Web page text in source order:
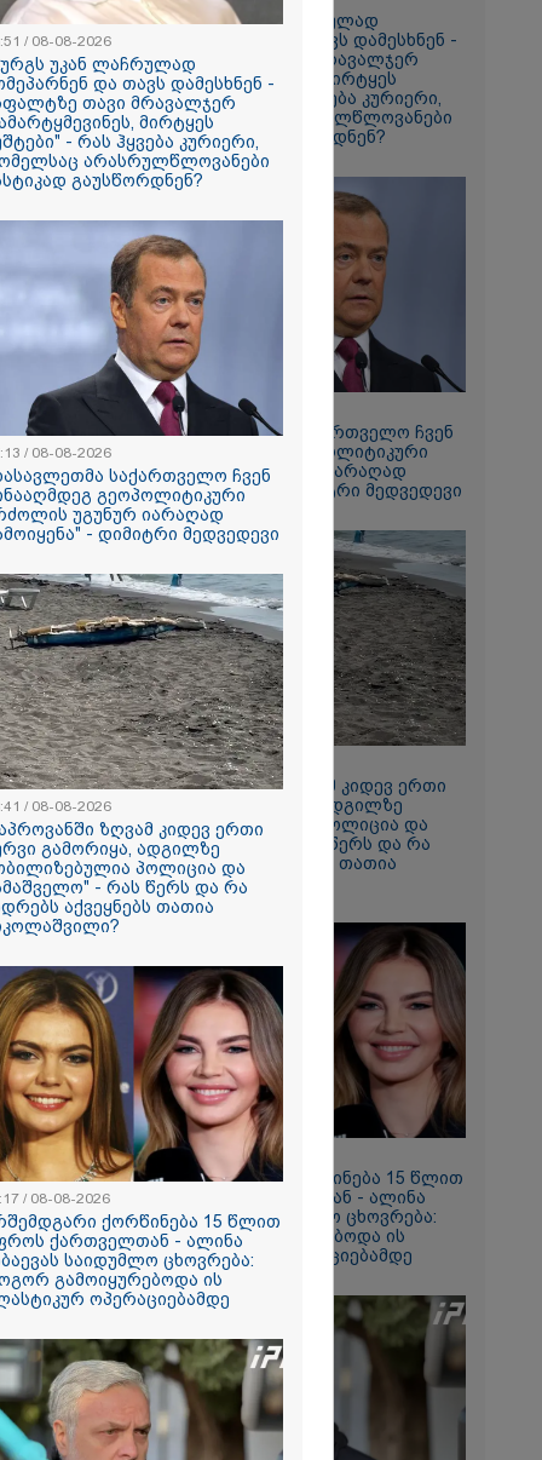
მატყუარა
და როგორ
უჩვეულო
ვარ..
გაიცანით
ბიჭი
აქამდე
- რა
რომ ვთქვა,
თუ
იმნაძე
ნია
გამოსული
ეს... მას
სასჯელი
ეკა კუპატაძე
ვიღებთ
- რას წერს
1764.80
- 57
"ზურგს უკან ლაჩრულად
მომეპარნენ და თავს დამესხნენ -
ასფალტზე თავი მრავალჯერ
დამარტყმევინეს, მირტყეს
მუშტები" - რას ჰყვება კურიერი,
რომელსაც არასრულწლოვანები
სასტიკად გაუსწორდნენ?
17:13 / 08-08-2026
"დასავლეთმა საქართველო ჩვენ
წინააღმდეგ გეოპოლიტიკური
ბრძოლის უგუნურ იარაღად
გამოიყენა" - დიმიტრი მედვედევი
16:41 / 08-08-2026
"კაპროვანში ზღვამ კიდევ ერთი
ჭურვი გამორიყა, ადგილზე
მობილიზებულია პოლიცია და
სამაშველო" - რას წერს და რა
კადრებს აქვეყნებს თათია
ნიკოლაშვილი?
11:17 / 08-08-2026
არშემდგარი ქორწინება 15 წლით
უფროს ქართველთან - ალინა
კაბაევას საიდუმლო ცხოვრება:
როგორ გამოიყურებოდა ის
პლასტიკურ ოპერაციებამდე
/ 08-08-2026
უკან ლაჩრულად
და თავს დამესხნენ -
თავი მრავალჯერ
მირტყეს
- რას ჰყვება კურიერი,
არასრულწლოვანები
გაუსწორდნენ?
/ 08-08-2026
საქართველო ჩვენ
გეოპოლიტიკური
უგუნურ იარაღად
- დიმიტრი მედვედევი
/ 08-08-2026
ზღვამ კიდევ ერთი
გამორიყა, ადგილზე
პოლიცია და
- რას წერს და რა
აქვეყნებს თათია
/ 08-08-2026
ქორწინება 15 წლით
ქართველთან - ალინა
საიდუმლო ცხოვრება:
გამოიყურებოდა ის
ოპერაციებამდე